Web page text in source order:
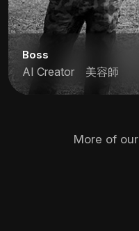
Boss
AI Creator 美容師
More of our